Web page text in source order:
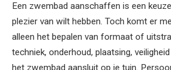
Een zwembad aanschaffen is een
plezier van wilt hebben. Toch komt er
alleen het bepalen van formaat of
techniek, onderhoud, plaatsing,
het zwembad aansluit op je tuin.